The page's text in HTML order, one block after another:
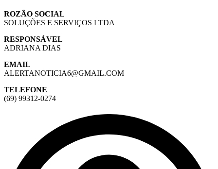
ROZÃO SOCIAL
SOLUÇÕES E SERVIÇOS LTDA
RESPONSÁVEL
ADRIANA DIAS
EMAIL
ALERTANOTICIA6@GMAIL.COM
TELEFONE
(69) 99312-0274